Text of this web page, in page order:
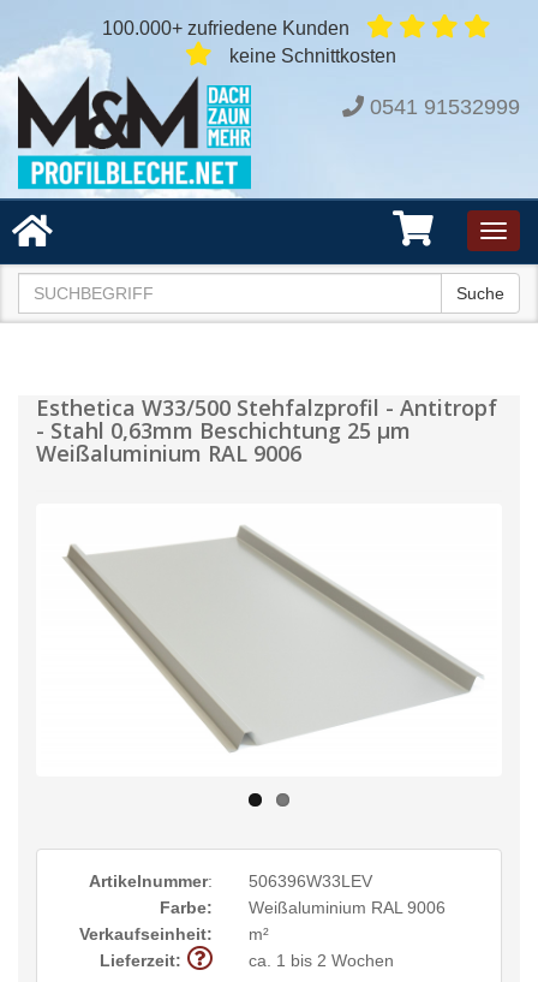
100.000+ zufriedene Kunden
keine Schnittkosten
0541 91532999
Suche
Esthetica W33/500 Stehfalzprofil - Antitropf
- Stahl 0,63mm Beschichtung 25 µm
Weißaluminium RAL 9006
Artikelnummer:
506396W33LEV
Farbe:
Weißaluminium RAL 9006
Verkaufseinheit:
m²
Lieferzeit:
ca. 1 bis 2 Wochen